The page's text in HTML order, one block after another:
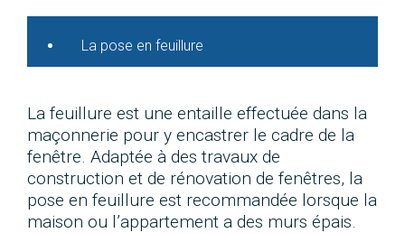
La pose en feuillure
La feuillure est une entaille effectuée dans la
maçonnerie pour y encastrer le cadre de la
fenêtre. Adaptée à des travaux de
construction et de rénovation de fenêtres, la
pose en feuillure est recommandée lorsque la
maison ou l’appartement a des murs épais.